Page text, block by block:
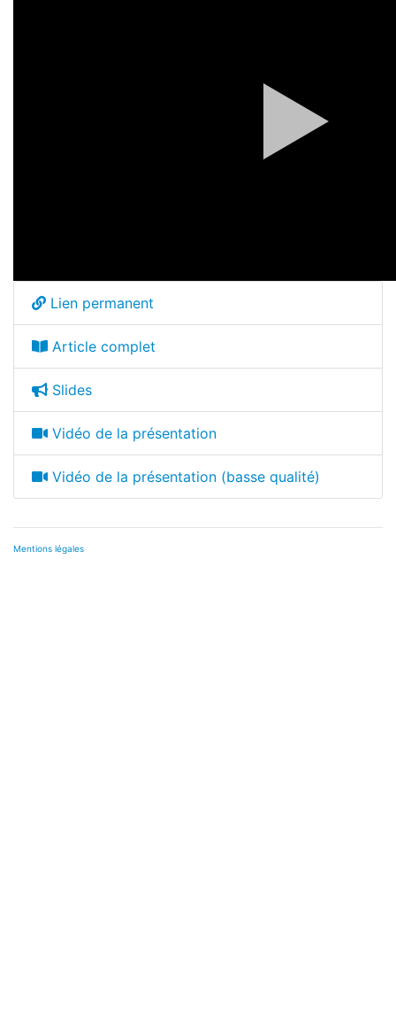
Lien permanent
Article complet
Slides
Vidéo de la présentation
Vidéo de la présentation (basse qualité)
Mentions légales